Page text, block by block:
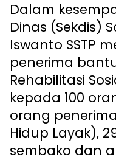
Dalam
Dinas (Sekdis)
Iswanto SSTP
penerima
Rehabilitasi
kepada 100
orang
Hidup Layak),
sembako dan